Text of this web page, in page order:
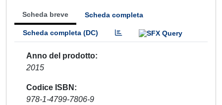
Scheda breve Scheda completa
Scheda completa (DC)
Anno del prodotto
2015
Codice ISBN
978-1-4799-7806-9